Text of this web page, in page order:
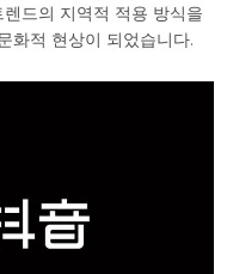
드의 지역적 적용 방식을
화적 현상이 되었습니다.